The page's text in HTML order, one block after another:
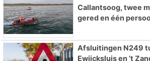
Callantsoog, twee
gered en één
Afsluitingen N249
Ewijcksluis en ’t